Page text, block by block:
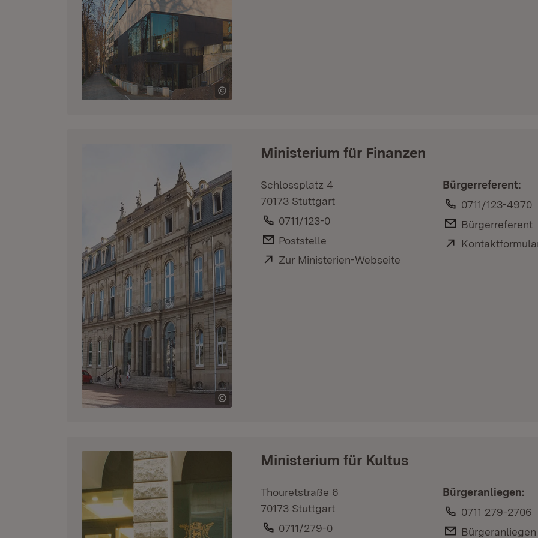
Ministerium für Finanzen
Schlossplatz 4
70173 Stuttgart
Telefon:
0711/123-0
E-Mail:
Poststelle
Extern:
Zur Ministerien-Webseite
Bürgerreferent:
Telefon:
0711/123-4970
E-Mail:
Bürgerreferent
Extern:
Ministerium für Kultus
Thouretstraße 6
70173 Stuttgart
Telefon:
0711/279-0
Bürgeranliegen:
Telefon:
0711 279-2706
E-Mail:
Bürgeranliegen